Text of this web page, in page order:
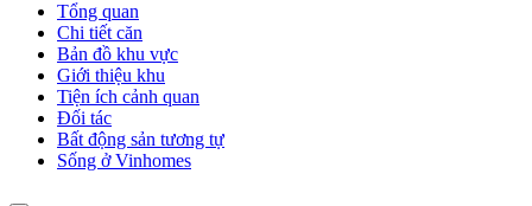
Tổng quan
Chi tiết căn
Bản đồ khu vực
Giới thiệu khu
Tiện ích cảnh quan
Đối tác
Bất động sản tương tự
Sống ở Vinhomes